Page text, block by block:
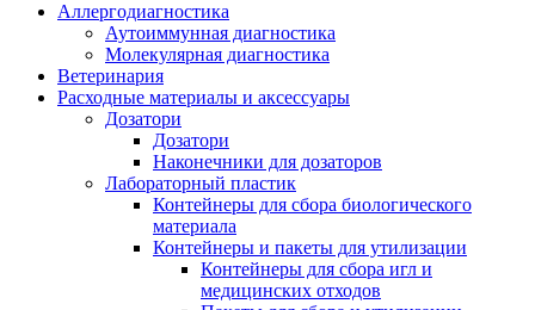
Аллергодиагностика
Аутоиммунная диагностика
Молекулярная диагностика
Ветеринария
Расходные материалы и аксессуары
Дозатори
Дозатори
Наконечники для дозаторов
Лабораторный пластик
Контейнеры для сбора биологического
материала
Контейнеры и пакеты для утилизации
Контейнеры для сбора игл и
медицинских отходов